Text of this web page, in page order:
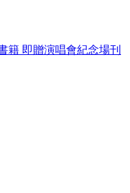
籍 即贈演唱會紀念場刊